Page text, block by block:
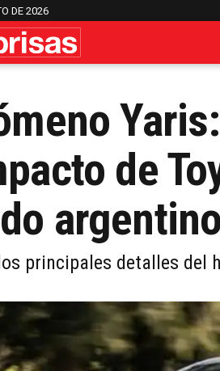
DE 2026
de
argentino
principales detalles del